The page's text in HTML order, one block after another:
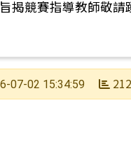
揭競賽指導教師敬請
07-02 15:34:59 212